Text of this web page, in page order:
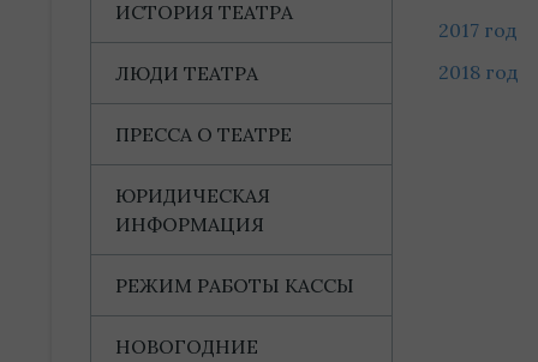
2017 год
2018 год
ИСТОРИЯ ТЕАТРА
ЛЮДИ ТЕАТРА
ПРЕССА О ТЕАТРЕ
ЮРИДИЧЕСКАЯ
ИНФОРМАЦИЯ
РЕЖИМ РАБОТЫ КАССЫ
НОВОГОДНИЕ